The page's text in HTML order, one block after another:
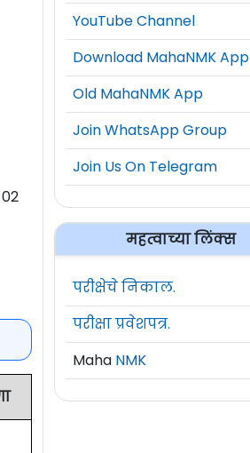
YouTube Channel
Download MahaNMK App
Old MahaNMK App
Join WhatsApp Group
Join Us On Telegram
महत्वाच्या लिंक्स
परीक्षेचे निकाल.
परीक्षा प्रवेशपत्र.
Maha NMK